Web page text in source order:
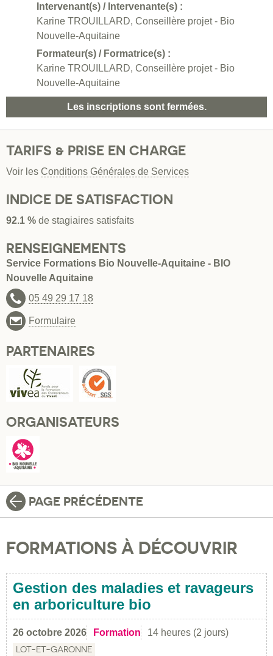
Intervenant(s) / Intervenante(s) :
Karine TROUILLARD, Conseillère projet - Bio
Nouvelle-Aquitaine
Formateur(s) / Formatrice(s) :
Karine TROUILLARD, Conseillère projet - Bio
Nouvelle-Aquitaine
Les inscriptions sont fermées.
TARIFS & PRISE EN CHARGE
Voir les Conditions Générales de Services
INDICE DE SATISFACTION
92.1 % de stagiaires satisfaits
RENSEIGNEMENTS
Service Formations Bio Nouvelle-Aquitaine - BIO
Nouvelle Aquitaine
05 49 29 17 18
Formulaire
PARTENAIRES
ORGANISATEURS
PAGE PRÉCÉDENTE
FORMATIONS À DÉCOUVRIR
Gestion des maladies et ravageurs
en arboriculture bio
26 octobre 2026 Formation 14 heures (2 jours)
LOT-ET-GARONNE